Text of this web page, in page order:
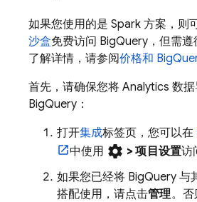
如果您使用的是 Spark 方案，则
沙盒免费访问 BigQuery ，但需遵
了解详情，请参阅价格和
首先，请确保您将 Analytics 数据
BigQuery ：
打开集成标签页，您可以在
中使用 settings > 项目设置访
如果您已经将 BigQuery 与
搭配使用，请点击管理。否